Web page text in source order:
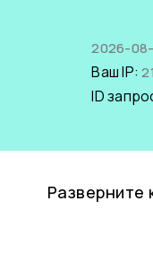
2026-
Ваш IP:
ID
Разверните